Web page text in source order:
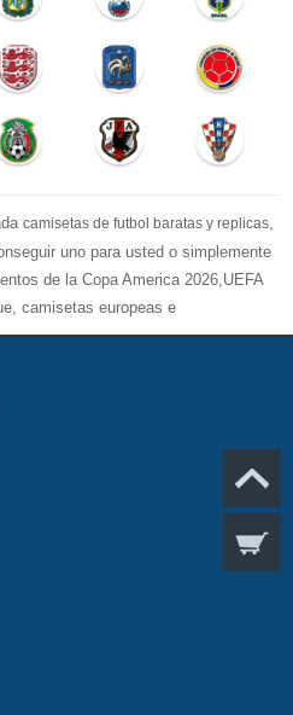
camisetas de futbol baratas y replicas,
uno para usted o simplemente
de la Copa America 2026,UEFA
camisetas europeas e
y kits.
las camisetas del club de fútbol,
a los precios más bajos!
camisetas de futbol tailandia, ​​
y un portero a partir de €17.3.
y envío gratuito en pedidos